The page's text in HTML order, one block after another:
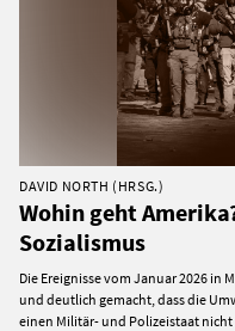
DAVID NORTH (HRSG.)
Wohin geht
Sozialismus
Die Ereignisse vom Januar 2026 in
und deutlich gemacht, dass die
einen Militär- und Polizeistaat